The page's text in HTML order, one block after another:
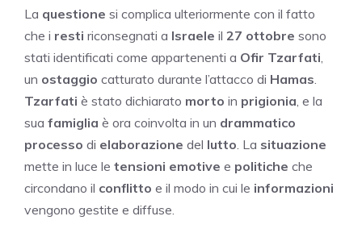
La questione si complica ulteriormente con il fatto
che i resti riconsegnati a Israele il 27 ottobre sono
stati identificati come appartenenti a Ofir Tzarfati
un ostaggio catturato durante l’attacco di Hamas
Tzarfati è stato dichiarato morto in prigionia , e la
sua famiglia è ora coinvolta in un drammatico
processo di elaborazione del lutto . La situazione
mette in luce le tensioni emotive e politiche che
circondano il conflitto e il modo in cui le informazioni
vengono gestite e diffuse.